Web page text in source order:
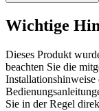
Wichtige
Dieses Produkt
beachten Sie die
Installationshinweise
Sie in der Regel